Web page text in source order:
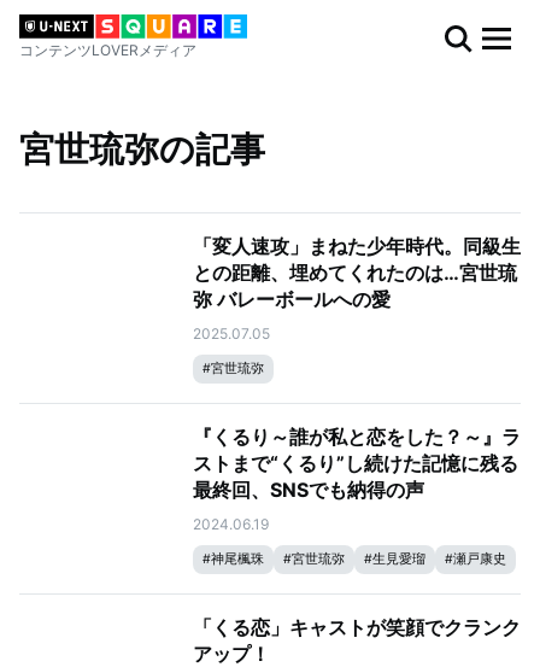
コンテンツLOVERメディア
宮世琉弥の記事
「変人速攻」まねた少年時代。同級生
との距離、埋めてくれたのは…宮世琉
弥 バレーボールへの愛
2025.07.05
#宮世琉弥
『くるり～誰が私と恋をした？～』ラ
ストまで“くるり”し続けた記憶に残る
最終回、SNSでも納得の声
2024.06.19
#神尾楓珠 #宮世琉弥 #生見愛瑠 #瀬戸康史
「くる恋」キャストが笑顔でクランク
アップ！